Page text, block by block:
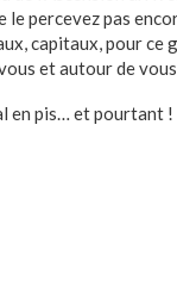
le percevez pas
capitaux, pour ce
et autour de
en pis… et pourtant !